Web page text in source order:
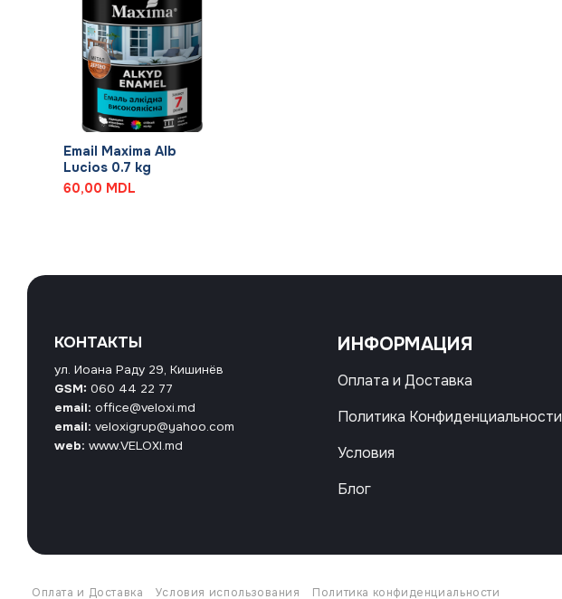
Email Maxima Alb
Lucios 0.7 kg
60,00 MDL
КОНТАКТЫ
ул. Иоана Раду 29, Кишинёв
GSM: 060 44 22 77
email: office@veloxi.md
email: veloxigrup@yahoo.com
web: www.VELOXI.md
ИНФОРМАЦИЯ
Оплата и Доставка
Политика Конфиденциальности
Условия
Блог
Оплата и Доставка Условия использования Политика конфиденциальности